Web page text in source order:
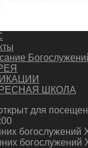
ШКОЛА
для
богослужений
богослужений